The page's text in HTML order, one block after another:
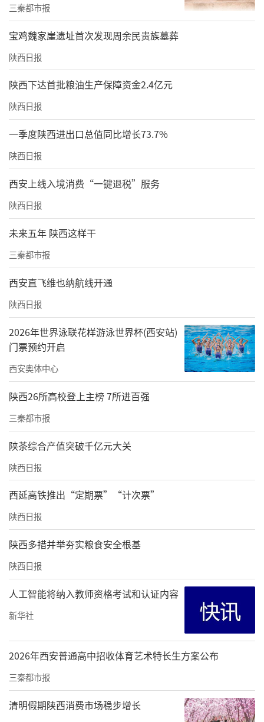
三秦都市报
宝鸡魏家崖遗址首次发现周余民贵族墓葬
陕西日报
陕西下达首批粮油生产保障资金2.4亿元
陕西日报
一季度陕西进出口总值同比增长73.7%
陕西日报
西安上线入境消费“一键退税”服务
陕西日报
未来五年 陕西这样干
三秦都市报
西安直飞维也纳航线开通
陕西日报
2026年世界泳联花样游泳世界杯(西安站)
门票预约开启
西安奥体中心
陕西26所高校登上主榜 7所进百强
三秦都市报
陕茶综合产值突破千亿元大关
陕西日报
西延高铁推出“定期票”“计次票”
陕西日报
陕西多措并举夯实粮食安全根基
陕西日报
人工智能将纳入教师资格考试和认证内容
新华社
2026年西安普通高中招收体育艺术特长生方案公布
三秦都市报
清明假期陕西消费市场稳步增长